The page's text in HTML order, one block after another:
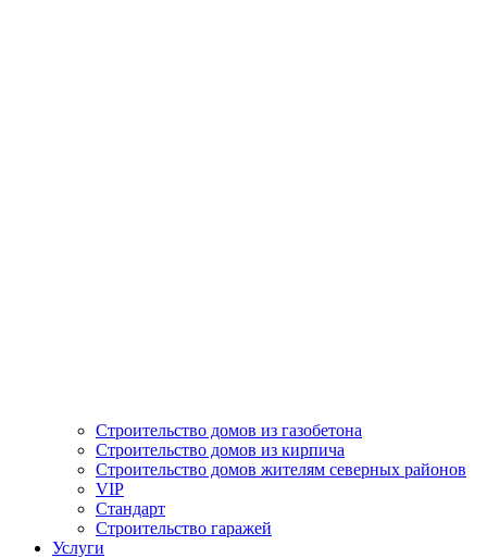
Строительство домов из газобетона
Строительство домов из кирпича
Строительство домов жителям северных районов
VIP
Стандарт
Строительство гаражей
Услуги